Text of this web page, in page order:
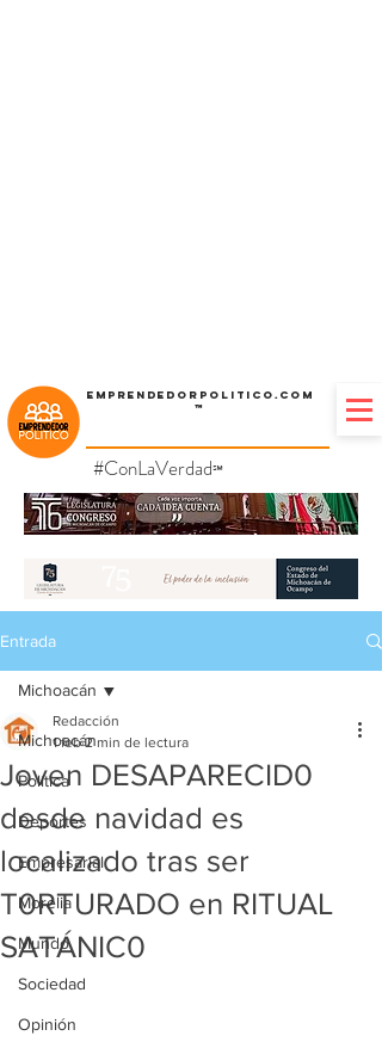
Emprendedorpolitico.com
™
#ConLaVerdad℠
Entrada
Michoacán
Política
Deportes
Empresarial
Morelia
Mundo
Sociedad
Opinión
Michoacán
Joven DESAPARECID0
desde navidad es
localizado tras ser
T0RTURADO en RITUAL
SATÁNIC0
Redacción
1 feb 2 min de lectura